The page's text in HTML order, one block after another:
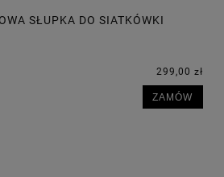
SŁUPKA DO SIATKÓWKI
299,00 zł
ZAMÓW